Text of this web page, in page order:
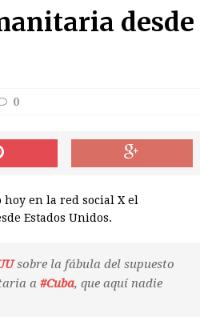
bronce en las pesas de Santo Domingo
del Partido en Campechuela
de la lactancia materna
miles de millones de barriles de petróleo
desde
0
en la red social X el
Estados Unidos.
sobre la fábula del supuesto
a #Cuba, que aquí nadie